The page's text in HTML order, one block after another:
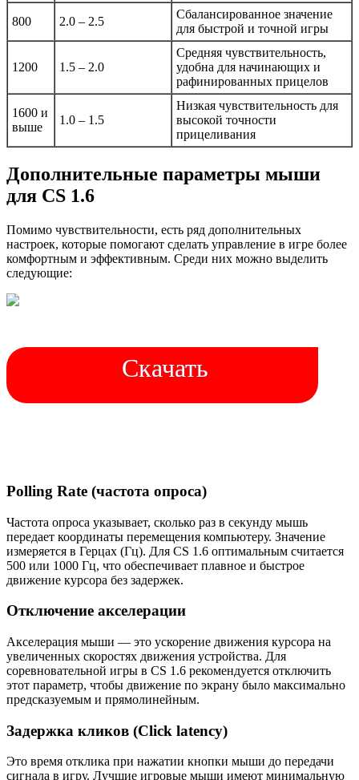
800 2.0 – 2.5
Сбалансированное значение
для быстрой и точной игры
1200 1.5 – 2.0
Средняя чувствительность,
удобна для начинающих и
рафинированных прицелов
1600 и
выше
1.0 – 1.5
Низкая чувствительность для
высокой точности
прицеливания
Дополнительные параметры мыши
для CS 1.6
Помимо чувствительности, есть ряд дополнительных
настроек, которые помогают сделать управление в игре более
комфортным и эффективным. Среди них можно выделить
следующие:
Скачать
Polling Rate (частота опроса)
Частота опроса указывает, сколько раз в секунду мышь
передает координаты перемещения компьютеру. Значение
измеряется в Герцах (Гц). Для CS 1.6 оптимальным считается
500 или 1000 Гц, что обеспечивает плавное и быстрое
движение курсора без задержек.
Отключение акселерации
Акселерация мыши — это ускорение движения курсора на
увеличенных скоростях движения устройства. Для
соревновательной игры в CS 1.6 рекомендуется отключить
этот параметр, чтобы движение по экрану было максимально
предсказуемым и прямолинейным.
Задержка кликов (Click latency)
Это время отклика при нажатии кнопки мыши до передачи
сигнала в игру. Лучшие игровые мыши имеют минимальную